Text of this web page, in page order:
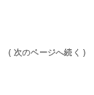
( 次のページへ続く )